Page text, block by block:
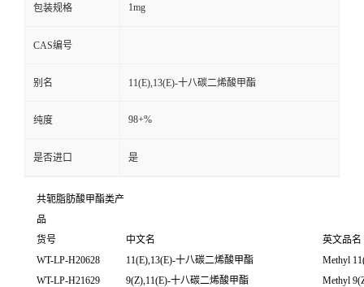
包装规格 1mg
CAS编号
别名 11(E),13(E)-十八碳二烯酸甲酯
纯度 98+%
是否进口 是
共轭脂肪酸甲酯类产
品
货号
中文名
英文品名
WT-LP-H20628
11(E),13(E)-十八碳二烯酸甲酯
Methyl
WT-LP-H21629
9(Z),11(E)-十八碳二烯酸甲酯
Methyl